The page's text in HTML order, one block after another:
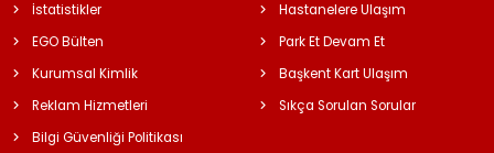
İstatistikler
EGO Bülten
Kurumsal Kimlik
Reklam Hizmetleri
Bilgi Güvenliği Politikası
Hastanelere Ulaşım
Park Et Devam Et
Başkent Kart Ulaşım
Sıkça Sorulan Sorular